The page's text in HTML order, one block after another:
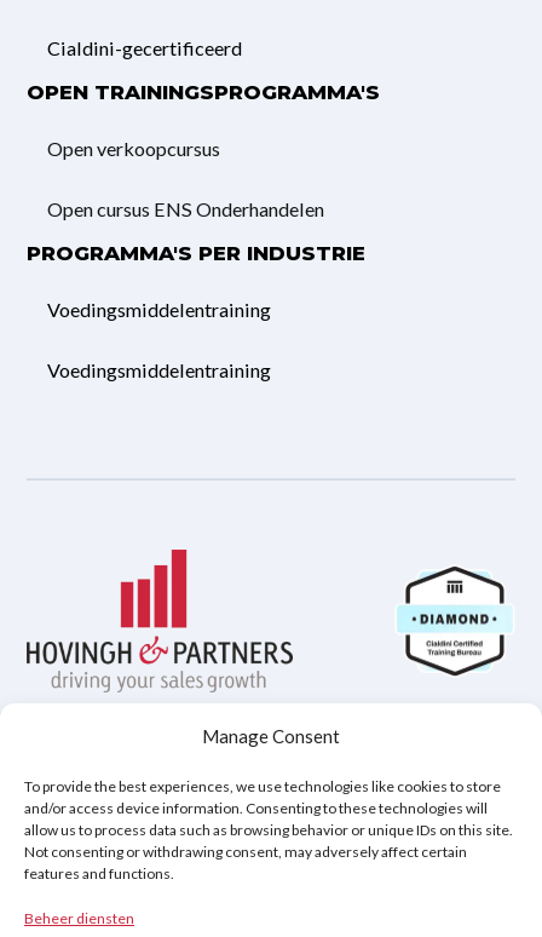
Manage Consent
To provide the best experiences, we use technologies like cookies to store
and/or access device information. Consenting to these technologies will
allow us to process data such as browsing behavior or unique IDs on this site.
Not consenting or withdrawing consent, may adversely affect certain
features and functions.
Beheer diensten
Cialdini-gecertificeerd
OPEN TRAININGSPROGRAMMA'S
Open verkoopcursus
Open cursus ENS Onderhandelen
PROGRAMMA'S PER INDUSTRIE
Voedingsmiddelentraining
Voedingsmiddelentraining
Privacybeleid Disclaimer Cookiebeleid (EU)
Copyright © 2026
Hovingh & Partners